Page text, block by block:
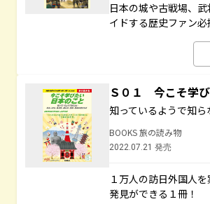
日本の城や古戦場、
イドする歴史ファン必
Ｓ０１ 今こそ学
知っているようで知
BOOKS 旅の読み物
2022.07.21 発売
１万人の訪日外国人
発見ができる１冊！